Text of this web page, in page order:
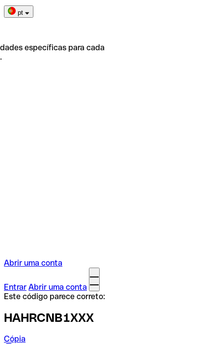
pt
específicas para cada
Abrir uma conta
Entrar Abrir uma conta
Este código parece correto:
HAHRCNB1XXX
Cópia